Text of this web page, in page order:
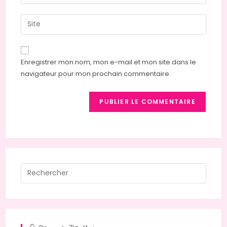
to
comment
email
address
comment
Saisir
l’URL
de
votre
site
Enregistrer mon nom, mon e-mail et mon site dans le
navigateur pour mon prochain commentaire.